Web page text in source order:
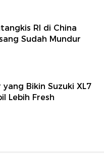
RI di China
Sudah Mundur
Bikin Suzuki XL7
Lebih Fresh